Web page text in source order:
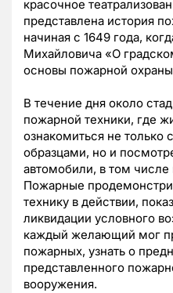
красочное
представлена история
начиная с 1649 года,
Михайловича «О
основы пожарной
В течение дня около
пожарной техники, где
ознакомиться не
образцами, но и
автомобили, в том
Пожарные
технику в действии,
ликвидации условного
каждый желающий мог
пожарных, узнать о
представленного
вооружения.